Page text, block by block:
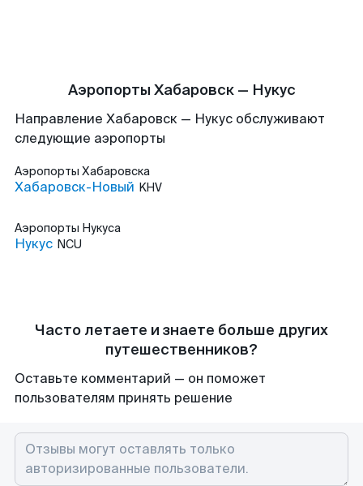
Аэропорты Хабаровск — Нукус
Направление Хабаровск — Нукус обслуживают
следующие аэропорты
Аэропорты Хабаровска
Хабаровск-Новый KHV
Аэропорты Нукуса
Нукус NCU
Часто летаете и знаете больше других
путешественников?
Оставьте комментарий — он поможет
пользователям принять решение